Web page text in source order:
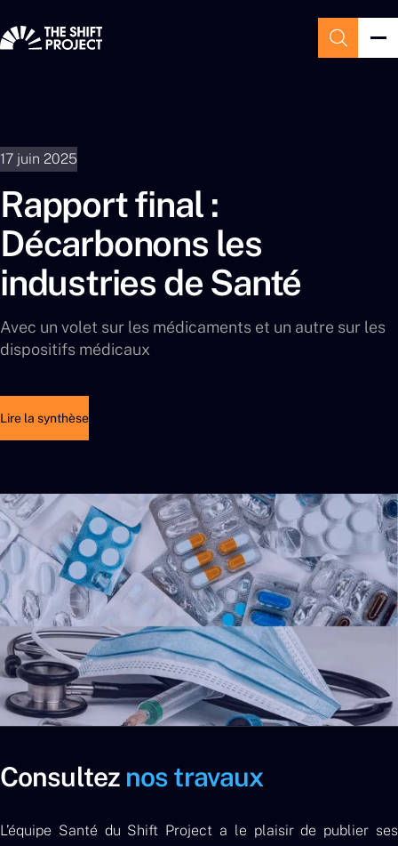
17 juin 2025
Rapport final :
Décarbonons les
industries de Santé
Avec un volet sur les médicaments et un autre sur les
dispositifs médicaux
Lire la synthèse
Consultez nos travaux
L’équipe Santé du Shift Project a le plaisir de publier ses